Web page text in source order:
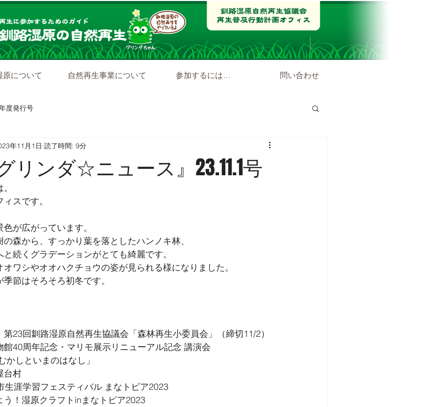
原について 自然再生事業について 参加するには… 問い合わせ
度発行号
リンダ☆ニュース』23.11.1号
年11月1日 読了時間: 9分
スです。
が広がっています。
森から、すっかり葉を落としたハンノキ林、
続くグラデーションがとても綺麗です。
ワシやオオハクチョウの姿が見られる様になりました。
節はそろそろ初冬です。
第23回釧路湿原自然再生協議会「森林再生小委員会」（締切11/2）
館40周年記念・マリモ展示リニューアル記念 講演会
しといまのはなし」
台村
生涯学習フェスティバル まなトピア2023
う！湿原クラフトinまなトピア2023